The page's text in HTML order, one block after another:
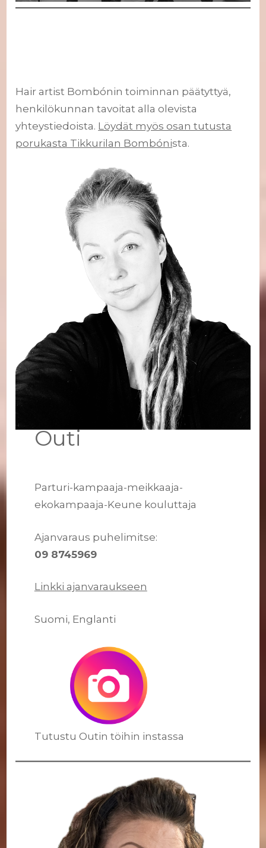
Hair artist Bombónin toiminnan päätyttyä,
henkilökunnan tavoitat alla olevista
yhteystiedoista. Löydät myös osan tutusta
porukasta Tikkurilan Bombónista.
Outi
Parturi-kampaaja-meikkaaja-
ekokampaaja-Keune kouluttaja
Ajanvaraus puhelimitse:
09 8745969
Linkki ajanvaraukseen
Suomi, Englanti
Tutustu Outin töihin instassa